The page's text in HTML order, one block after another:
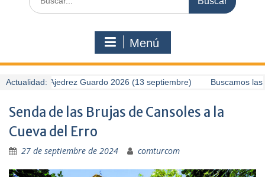
Menú
Actualidad:
Torneo de Ajedrez Guardo 2026 (13 septiembre) Buscamos las
Senda de las Brujas de Cansoles a la
Cueva del Erro
27 de septiembre de 2024 comturcom